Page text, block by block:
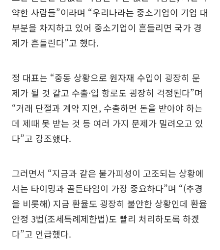
약한 사람들”이라며 “우리나라는 중소기업이 기업 대
부분을 차지하고 있어 중소기업이 흔들리면 국가 경
제가 흔들린다”고 했다.
정 대표는 “중동 상황으로 원자재 수입이 굉장히 문
제가 될 것 같고 수출·입 항로도 굉장히 걱정된다”며
“거래 단절과 계약 지연, 수출하면 돈을 받아야 하는
데 제때 못 받는 것 등 여러 가지 문제가 밀려오고 있
다”고 강조했다.
그러면서 “지금과 같은 불가피성이 고조되는 상황에
서는 타이밍과 골든타임이 가장 중요하다”며 “(추경
을 비롯해) 지금 환율도 굉장히 불안한 상황인데 환율
안정 3법(조세특례제한법)도 빨리 처리하도록 하겠
다”고 언급했다.